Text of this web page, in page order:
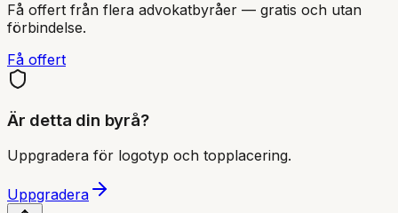
Få offert från flera advokatbyråer — gratis och utan
förbindelse.
Få offert
Är detta din byrå?
Uppgradera för logotyp och topplacering.
Uppgradera